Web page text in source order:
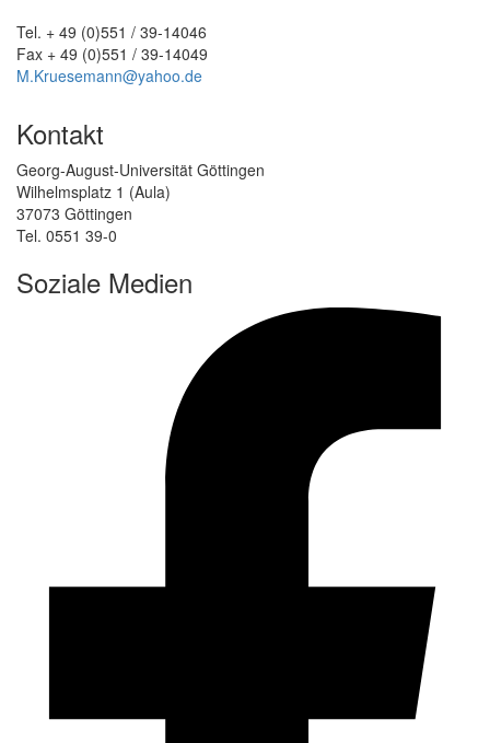
Tel. + 49 (0)551 / 39-14046
Fax + 49 (0)551 / 39-14049
M.Kruesemann@yahoo.de
Kontakt
Georg-August-Universität Göttingen
Wilhelmsplatz 1 (Aula)
37073 Göttingen
Tel. 0551 39-0
Soziale Medien